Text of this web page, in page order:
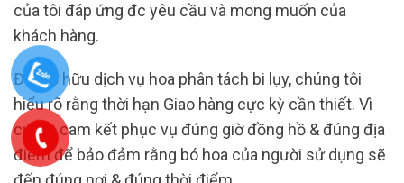
của tôi đáp ứng đc yêu cầu và mong muốn của
khách hàng.
Đối sở hữu dịch vụ hoa phân tách bi lụy, chúng tôi
hiểu rõ rằng thời hạn Giao hàng cực kỳ cần thiết. Vì
cụ, tôi cam kết phục vụ đúng giờ đồng hồ & đúng địa
điểm để bảo đảm rằng bó hoa của người sử dụng sẽ